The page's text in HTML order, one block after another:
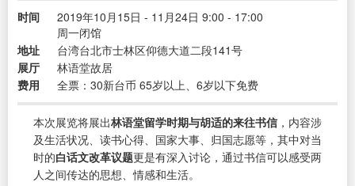
时间
2019年10月15日 - 11月24日 9:00 - 17:00
周一闭馆
地址
台湾台北市士林区仰德大道二段141号
展厅
林语堂故居
费用
全票：30新台币 65岁以上、6岁以下免费
本次展览将展出林语堂留学时期与胡适的来往书信 ，内容涉
及生活状况、读书心得、国家大事、归国志愿等，其中对当
时的白话文改革议题更是有深入讨论，通过书信可以感受两
人之间传达的思想、情感和生活。